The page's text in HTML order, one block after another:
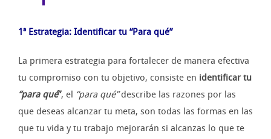
1ª Estrategia: Identificar tu “Para qué”
La primera estrategia para fortalecer de manera efectiva
tu compromiso con tu objetivo, consiste en identificar tu
“para qué”, el “para qué”describe las razones por las
que deseas alcanzar tu meta, son todas las formas en las
que tu vida y tu trabajo mejorarán si alcanzas lo que te